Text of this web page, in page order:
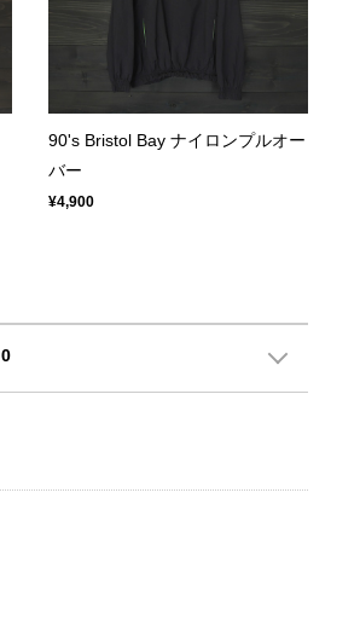
90's Bristol Bay ナイロンプルオー
バー
¥4,900
0